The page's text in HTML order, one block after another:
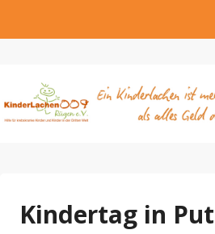
e.V.
Kindertag in